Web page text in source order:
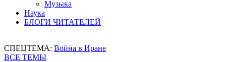
Музыка
Наука
БЛОГИ ЧИТАТЕЛЕЙ
СПЕЦТЕМА: Война в Иране
ВСЕ ТЕМЫ